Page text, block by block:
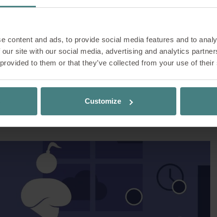
content and ads, to provide social media features and to
site with our social media, advertising and analytics
to them or that they’ve collected from your use of
Customize
INSIGHTS
de las New Arrivals de Sedus ve la luz
Sedus INSIGHTS, con un tema que
para 2026
como una de las tendencias laborales más claras para
además de conocimientos teóricos, ideas
los profesionales —arquitectos, planificadores,
a pensar y diseñar oficinas que respondan a